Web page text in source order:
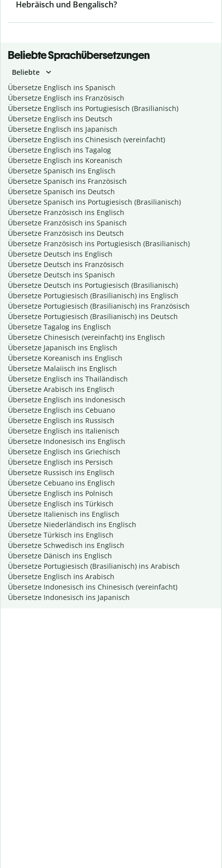
Hebräisch und Bengalisch?
Beliebte Sprachübersetzungen
Beliebte
Übersetze Englisch ins Spanisch
Übersetze Englisch ins Französisch
Übersetze Englisch ins Portugiesisch (Brasilianisch)
Übersetze Englisch ins Deutsch
Übersetze Englisch ins Japanisch
Übersetze Englisch ins Chinesisch (vereinfacht)
Übersetze Englisch ins Tagalog
Übersetze Englisch ins Koreanisch
Übersetze Spanisch ins Englisch
Übersetze Spanisch ins Französisch
Übersetze Spanisch ins Deutsch
Übersetze Spanisch ins Portugiesisch (Brasilianisch)
Übersetze Französisch ins Englisch
Übersetze Französisch ins Spanisch
Übersetze Französisch ins Deutsch
Übersetze Französisch ins Portugiesisch (Brasilianisch)
Übersetze Deutsch ins Englisch
Übersetze Deutsch ins Französisch
Übersetze Deutsch ins Spanisch
Übersetze Deutsch ins Portugiesisch (Brasilianisch)
Übersetze Portugiesisch (Brasilianisch) ins Englisch
Übersetze Portugiesisch (Brasilianisch) ins Französisch
Übersetze Portugiesisch (Brasilianisch) ins Deutsch
Übersetze Tagalog ins Englisch
Übersetze Chinesisch (vereinfacht) ins Englisch
Übersetze Japanisch ins Englisch
Übersetze Koreanisch ins Englisch
Übersetze Malaiisch ins Englisch
Übersetze Englisch ins Thailändisch
Übersetze Arabisch ins Englisch
Übersetze Englisch ins Indonesisch
Übersetze Englisch ins Cebuano
Übersetze Englisch ins Russisch
Übersetze Englisch ins Italienisch
Übersetze Indonesisch ins Englisch
Übersetze Englisch ins Griechisch
Übersetze Englisch ins Persisch
Übersetze Russisch ins Englisch
Übersetze Cebuano ins Englisch
Übersetze Englisch ins Polnisch
Übersetze Englisch ins Türkisch
Übersetze Italienisch ins Englisch
Übersetze Niederländisch ins Englisch
Übersetze Türkisch ins Englisch
Übersetze Schwedisch ins Englisch
Übersetze Dänisch ins Englisch
Übersetze Portugiesisch (Brasilianisch) ins Arabisch
Übersetze Englisch ins Arabisch
Übersetze Indonesisch ins Chinesisch (vereinfacht)
Übersetze Indonesisch ins Japanisch